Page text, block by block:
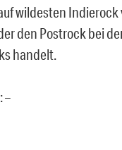
wildesten
den Postrock bei
handelt.
–